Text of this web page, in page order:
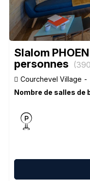
Slalom
personnes (390
Courchevel Village
Nombre de salles de